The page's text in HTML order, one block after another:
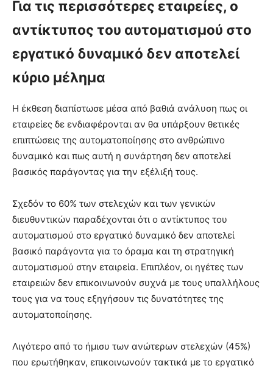
Για τις περισσότερες εταιρείες, ο
αντίκτυπος του αυτοματισμού στο
εργατικό δυναμικό δεν αποτελεί
κύριο μέλημα
Η έκθεση διαπίστωσε μέσα από βαθιά ανάλυση πως οι
εταιρείες δε ενδιαφέρονται αν θα υπάρξουν θετικές
επιπτώσεις της αυτοματοποίησης στο ανθρώπινο
δυναμικό και πως αυτή η συνάρτηση δεν αποτελεί
βασικός παράγοντας για την εξέλιξή τους.
Σχεδόν το 60% των στελεχών και των γενικών
διευθυντικών παραδέχονται ότι ο αντίκτυπος του
αυτοματισμού στο εργατικό δυναμικό δεν αποτελεί
βασικό παράγοντα για το όραμα και τη στρατηγική
αυτοματισμού στην εταιρεία. Επιπλέον, οι ηγέτες των
εταιρειών δεν επικοινωνούν συχνά με τους υπαλλήλους
τους για να τους εξηγήσουν τις δυνατότητες της
αυτοματοποίησης.
Λιγότερο από το ήμισυ των ανώτερων στελεχών (45%)
που ερωτήθηκαν, επικοινωνούν τακτικά με το εργατικό